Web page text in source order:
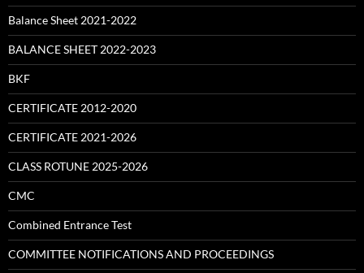
Balance Sheet 2021-2022
BALANCE SHEET 2022-2023
BKF
CERTIFICATE 2012-2020
CERTIFICATE 2021-2026
CLASS ROTUNE 2025-2026
CMC
Combined Entrance Test
COMMITTEE NOTIFICATIONS AND PROCEEDINGS